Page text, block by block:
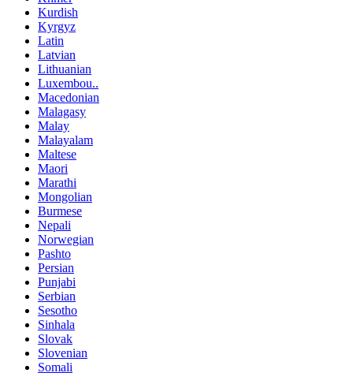
Kurdish
Kyrgyz
Latin
Latvian
Lithuanian
Luxembou..
Macedonian
Malagasy
Malay
Malayalam
Maltese
Maori
Marathi
Mongolian
Burmese
Nepali
Norwegian
Pashto
Persian
Punjabi
Serbian
Sesotho
Sinhala
Slovak
Slovenian
Somali